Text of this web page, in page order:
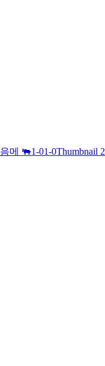
음메 🐃1-01-0Thumbnail 2